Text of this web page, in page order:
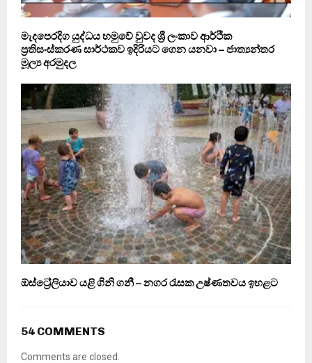
මැදපෙරදිග යුද්ධය හමුවේ වුවද ශ්‍රී ලංකාව ආර්ථික
ප්‍රතිසංස්කරණ සාර්ථකව ඉදිරියට ගෙන යනවා – ජාත්‍යන්තර
මූල්‍ය අරමුදල
ඕස්ට්‍රේලියාව යළි ගිනි ගනී – නගර රැසක උෂ්ණතවය ඉහළට
54 COMMENTS
Comments are closed.